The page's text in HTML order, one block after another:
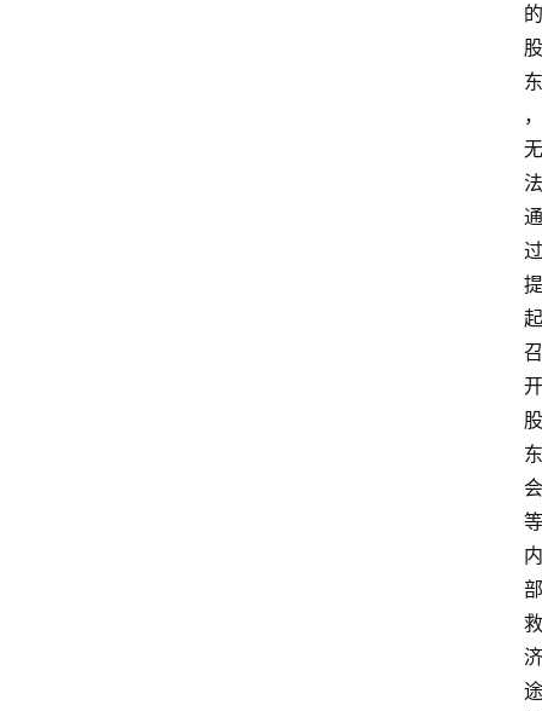
的
股
东
，
无
法
通
过
提
起
召
开
股
东
会
等
内
部
救
济
途